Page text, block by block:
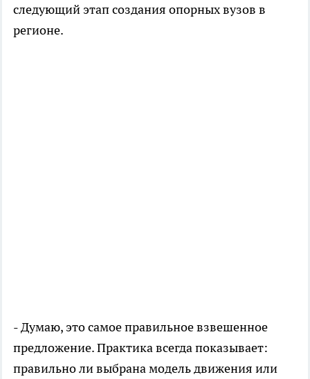
следующий этап создания опорных вузов в
регионе.
- Думаю, это самое правильное взвешенное
предложение. Практика всегда показывает:
правильно ли выбрана модель движения или